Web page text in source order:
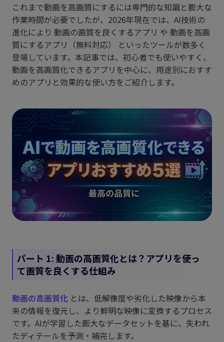
これまで動画を高画質にするには専門的な知識と膨大な
作業時間が必要でしたが、2026年現在では、AI技術の
進化により 動画の画質を良くするアプリ や 動画を高画
質にするアプリ（無料対応） といったツールが数多く
登場しています。本記事では、初心者でも使いやすく、
動画を高画質化できるアプリを中心に、用途別におすす
めのアプリと効果的な使い方をご紹介します。
パート 1: 動画の高画質化とは？アプリを使っ
て画質を良くする仕組み
動画の高画質化 とは、低解像度や劣化した映像から本
来の情報を復元し、より鮮明な映像に変換するプロセス
です。AIが学習した膨大なデータセットを基に、失われ
たディテールを予測・補完します。